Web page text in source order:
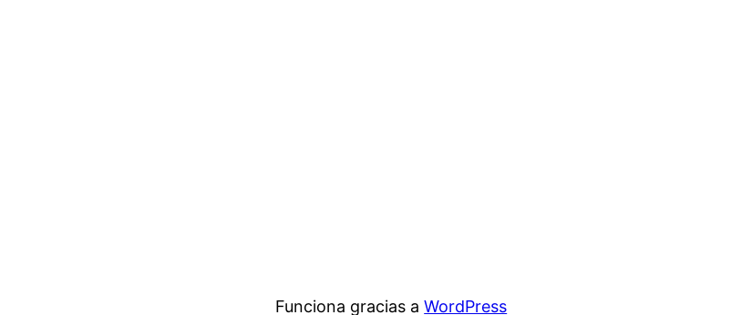
Funciona gracias aWordPress